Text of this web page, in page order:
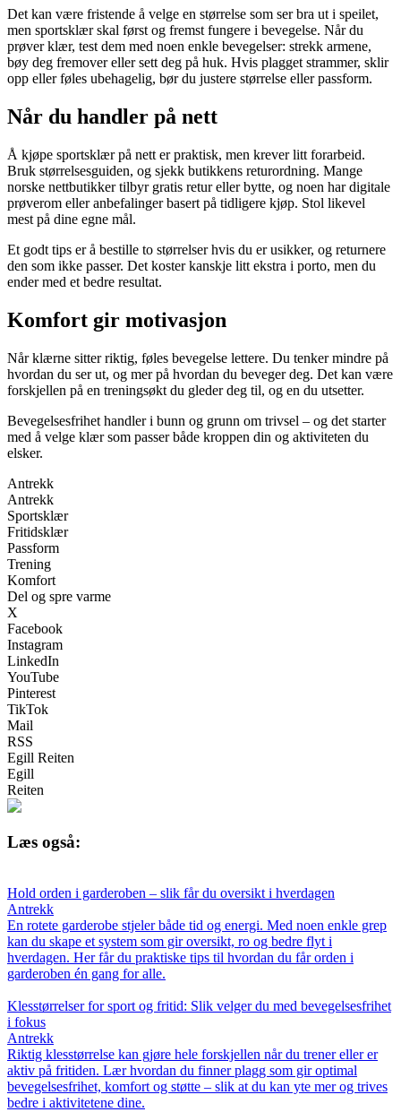
Det kan være fristende å velge en størrelse som ser bra ut i speilet,
men sportsklær skal først og fremst fungere i bevegelse. Når du
prøver klær, test dem med noen enkle bevegelser: strekk armene,
bøy deg fremover eller sett deg på huk. Hvis plagget strammer, sklir
opp eller føles ubehagelig, bør du justere størrelse eller passform.
Når du handler på nett
Å kjøpe sportsklær på nett er praktisk, men krever litt forarbeid.
Bruk størrelsesguiden, og sjekk butikkens returordning. Mange
norske nettbutikker tilbyr gratis retur eller bytte, og noen har digitale
prøverom eller anbefalinger basert på tidligere kjøp. Stol likevel
mest på dine egne mål.
Et godt tips er å bestille to størrelser hvis du er usikker, og returnere
den som ikke passer. Det koster kanskje litt ekstra i porto, men du
ender med et bedre resultat.
Komfort gir motivasjon
Når klærne sitter riktig, føles bevegelse lettere. Du tenker mindre på
hvordan du ser ut, og mer på hvordan du beveger deg. Det kan være
forskjellen på en treningsøkt du gleder deg til, og en du utsetter.
Bevegelsesfrihet handler i bunn og grunn om trivsel – og det starter
med å velge klær som passer både kroppen din og aktiviteten du
elsker.
Antrekk
Antrekk
Sportsklær
Fritidsklær
Passform
Trening
Komfort
Del og spre varme
X
Facebook
Instagram
LinkedIn
YouTube
Pinterest
TikTok
Mail
RSS
Egill Reiten
Egill
Reiten
Læs også:
Hold orden i garderoben – slik får du oversikt i hverdagen
Antrekk
En rotete garderobe stjeler både tid og energi. Med noen enkle grep
kan du skape et system som gir oversikt, ro og bedre flyt i
hverdagen. Her får du praktiske tips til hvordan du får orden i
garderoben én gang for alle.
Klesstørrelser for sport og fritid: Slik velger du med bevegelsesfrihet
i fokus
Antrekk
Riktig klesstørrelse kan gjøre hele forskjellen når du trener eller er
aktiv på fritiden. Lær hvordan du finner plagg som gir optimal
bevegelsesfrihet, komfort og støtte – slik at du kan yte mer og trives
bedre i aktivitetene dine.